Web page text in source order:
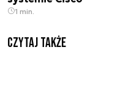
1 min.
Czytaj także